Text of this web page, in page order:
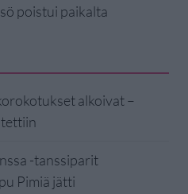
poistui paikalta
alkoivat –
-tanssiparit
Pimiä jätti